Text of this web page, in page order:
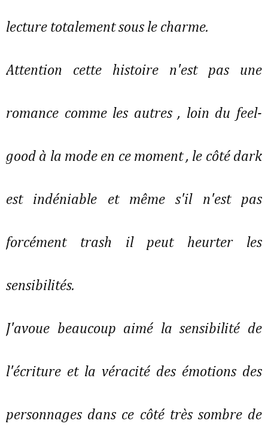
lecture totalement sous le charme.
Attention cette histoire n'est pas une
romance comme les autres , loin du feel-
good à la mode en ce moment , le côté dark
est indéniable et même s'il n'est pas
forcément trash il peut heurter les
sensibilités.
J'avoue beaucoup aimé la sensibilité de
l'écriture et la véracité des émotions des
personnages dans ce côté très sombre de